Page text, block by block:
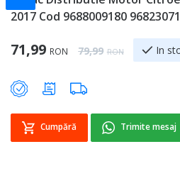
2017 Cod 9688009180
Special Price
71,99 RON Regular Price
79,99 RON In
Cumpără Trimite mesaj